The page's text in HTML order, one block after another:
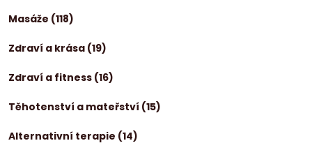
Masáže (118)
Zdraví a krása (19)
Zdraví a fitness (16)
Těhotenství a mateřství (15)
Alternativní terapie (14)